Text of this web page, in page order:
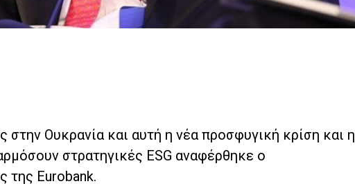
στην Ουκρανία και αυτή η νέα προσφυγική κρίση και η
στρατηγικές ESG αναφέρθηκε ο
της Eurobank.